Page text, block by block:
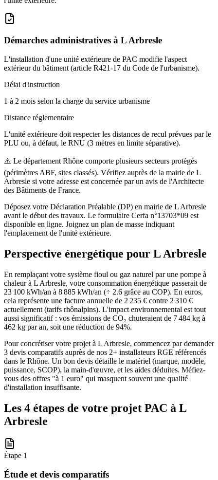
Démarches administratives à L Arbresle
L'installation d'une unité extérieure de PAC modifie l'aspect
extérieur du bâtiment (article R421-17 du Code de l'urbanisme).
Délai d'instruction
1 à 2 mois selon la charge du service urbanisme
Distance réglementaire
L'unité extérieure doit respecter les distances de recul prévues par le
PLU ou, à défaut, le RNU (3 mètres en limite séparative).
⚠️ Le département Rhône comporte plusieurs secteurs protégés
(périmètres ABF, sites classés). Vérifiez auprès de la mairie de L
Arbresle si votre adresse est concernée par un avis de l'Architecte
des Bâtiments de France.
Déposez votre Déclaration Préalable (DP) en mairie de L Arbresle
avant le début des travaux. Le formulaire Cerfa n°13703*09 est
disponible en ligne. Joignez un plan de masse indiquant
l'emplacement de l'unité extérieure.
Perspective énergétique pour L Arbresle
En remplaçant votre système fioul ou gaz naturel par une pompe à
chaleur à L Arbresle, votre consommation énergétique passerait de
23 100 kWh/an à 8 885 kWh/an (÷ 2.6 grâce au COP). En euros,
cela représente une facture annuelle de 2 235 € contre 2 310 €
actuellement (tarifs rhônalpins). L'impact environnemental est tout
aussi significatif : vos émissions de CO₂ chuteraient de 7 484 kg à
462 kg par an, soit une réduction de 94%.
Pour concrétiser votre projet à L Arbresle, commencez par demander
3 devis comparatifs auprès de nos 2+ installateurs RGE référencés
dans le Rhône. Un bon devis détaille le matériel (marque, modèle,
puissance, SCOP), la main-d'œuvre, et les aides déduites. Méfiez-
vous des offres "à 1 euro" qui masquent souvent une qualité
d'installation insuffisante.
Les 4 étapes de votre projet PAC à L
Arbresle
Étape 1
Étude et devis comparatifs